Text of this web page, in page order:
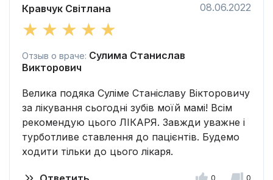
Кравчук Світлана 08.06.2022
Отзыв о враче: Сулима Станислав
Викторович
Велика подяка Суліме Станіславу Вікторовичу
за лікування сьогодні зубів моїй мамі! Всім
рекомендую цього ЛІКАРЯ. Завжди уважне і
турботливе ставлення до пацієнтів. Будемо
ходити тільки до цього лікаря.
0 0